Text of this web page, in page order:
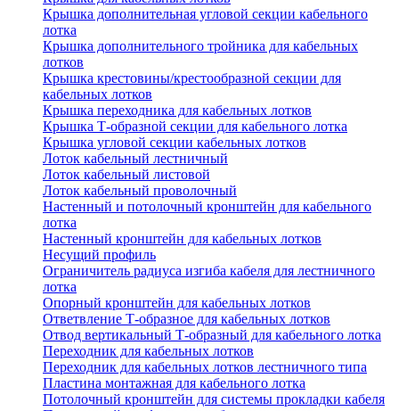
Крышка дополнительная угловой секции кабельного
лотка
Крышка дополнительного тройника для кабельных
лотков
Крышка крестовины/крестообразной секции для
кабельных лотков
Крышка переходника для кабельных лотков
Крышка Т-образной секции для кабельного лотка
Крышка угловой секции кабельных лотков
Лоток кабельный лестничный
Лоток кабельный листовой
Лоток кабельный проволочный
Настенный и потолочный кронштейн для кабельного
лотка
Настенный кронштейн для кабельных лотков
Несущий профиль
Ограничитель радиуса изгиба кабеля для лестничного
лотка
Опорный кронштейн для кабельных лотков
Ответвление Т-образное для кабельных лотков
Отвод вертикальный Т-образный для кабельного лотка
Переходник для кабельных лотков
Переходник для кабельных лотков лестничного типа
Пластина монтажная для кабельного лотка
Потолочный кронштейн для системы прокладки кабеля